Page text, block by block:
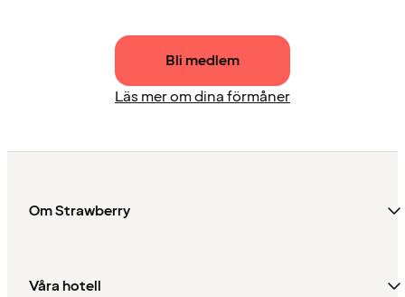
Bli medlem
Läs mer om dina förmåner
Om Strawberry
Våra hotell